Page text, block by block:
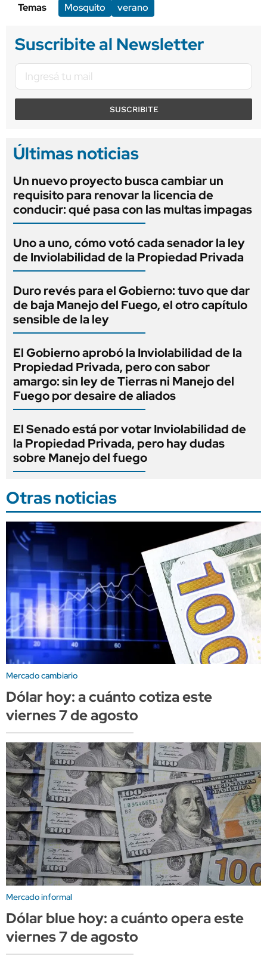
Temas Mosquito verano
Suscribite al Newsletter
SUSCRIBITE
Últimas noticias
Un nuevo proyecto busca cambiar un
requisito para renovar la licencia de
conducir: qué pasa con las multas impagas
Uno a uno, cómo votó cada senador la ley
de Inviolabilidad de la Propiedad Privada
Duro revés para el Gobierno: tuvo que dar
de baja Manejo del Fuego, el otro capítulo
sensible de la ley
El Gobierno aprobó la Inviolabilidad de la
Propiedad Privada, pero con sabor
amargo: sin ley de Tierras ni Manejo del
Fuego por desaire de aliados
El Senado está por votar Inviolabilidad de
la Propiedad Privada, pero hay dudas
sobre Manejo del fuego
Otras noticias
Mercado cambiario
Dólar hoy: a cuánto cotiza este
viernes 7 de agosto
Mercado informal
Dólar blue hoy: a cuánto opera este
viernes 7 de agosto